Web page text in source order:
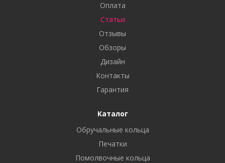
Оплата
Статьи
Отзывы
Обзоры
Дизайн
Контакты
Гарантия
Каталог
Обручальные кольца
Печатки
Помолвочные кольца